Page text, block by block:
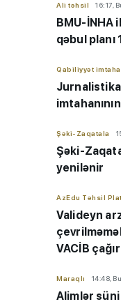
Ali təhsil 16:17,
BMU-İNHA
qəbul
Qabiliyyət
Şəki-Zaqatala
Şəki-
yenilənir
AzEdu Təhsil
Valideyn
VACİB
Maraqlı 14:48,
Alimlər